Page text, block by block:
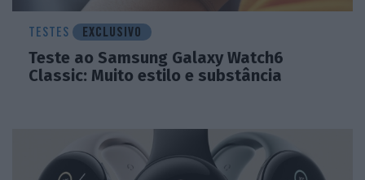
TESTES EXCLUSIVO
Teste ao Samsung Galaxy Watch6
Classic: Muito estilo e substância